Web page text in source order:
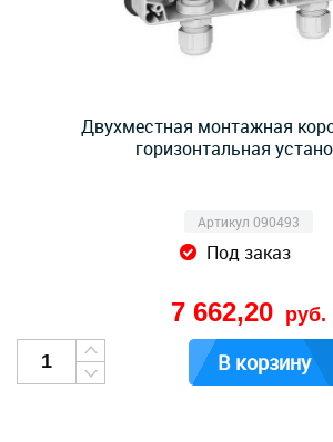
Двухместная монтажная
горизонтальная
Артикул 090493
Под заказ
7 662,20 руб.
В корзину